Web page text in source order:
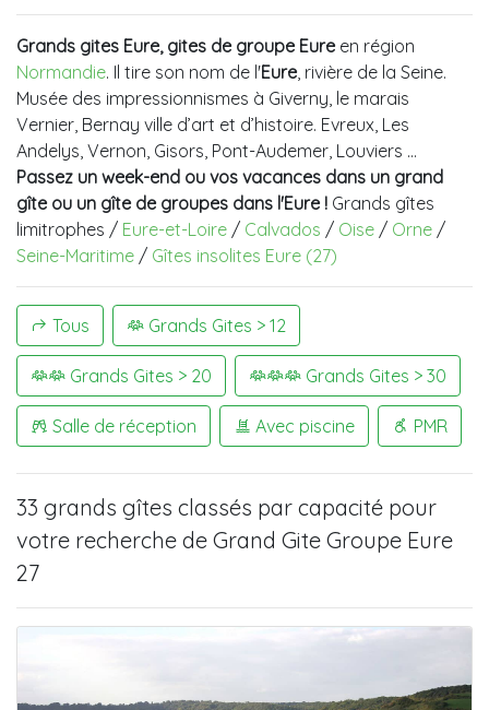
Grands gites Eure, gites de groupe Eureen région
Normandie. Il tire son nom de l'Eure, rivière de la Seine.
Musée des impressionnismes à Giverny, le marais
Vernier, Bernay ville d’art et d’histoire. Evreux, Les
Andelys, Vernon, Gisors, Pont-Audemer, Louviers …
Passez un week-end ou vos vacances dans un grand
gîte ou un gîte de groupes dans l'Eure ! Grands gîtes
limitrophes / Eure-et-Loire / Calvados / Oise / Orne /
Seine-Maritime / Gîtes insolites Eure (27)
Tous Grands Gites > 12
Grands Gites > 20 Grands Gites > 30
Salle de réception Avec piscine PMR
33 grands gîtes classés par capacité pour
votre recherche de Grand Gite Groupe Eure
27